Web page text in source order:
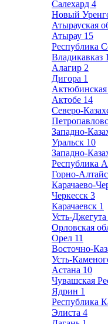
Салехард 4
Новый
Атырауская
Атырау 15
Республика
Владикавказ
Алагир 2
Дигора 1
Актюбинская
Актобе 14
Северо-
Западно-
Уральск 10
Западно-
Республика
Горно-
Карачаево-
Черкесск 3
Карачаевск 1
Усть-Джегута
Орловская
Орел 11
Восточно-
Усть-
Астана 10
Чувашская
Ядрин 1
Республика
Элиста 4